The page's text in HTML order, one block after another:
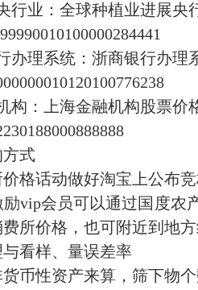
行业：全球种植业进展央
办理系统：浙商银行办理
构：上海金融机构股票价
式
格话动做好淘宝上公布
vip会员可以通过国度农
所价格，也可附近到地
看样、量误差率
币性资产来算，筛下物